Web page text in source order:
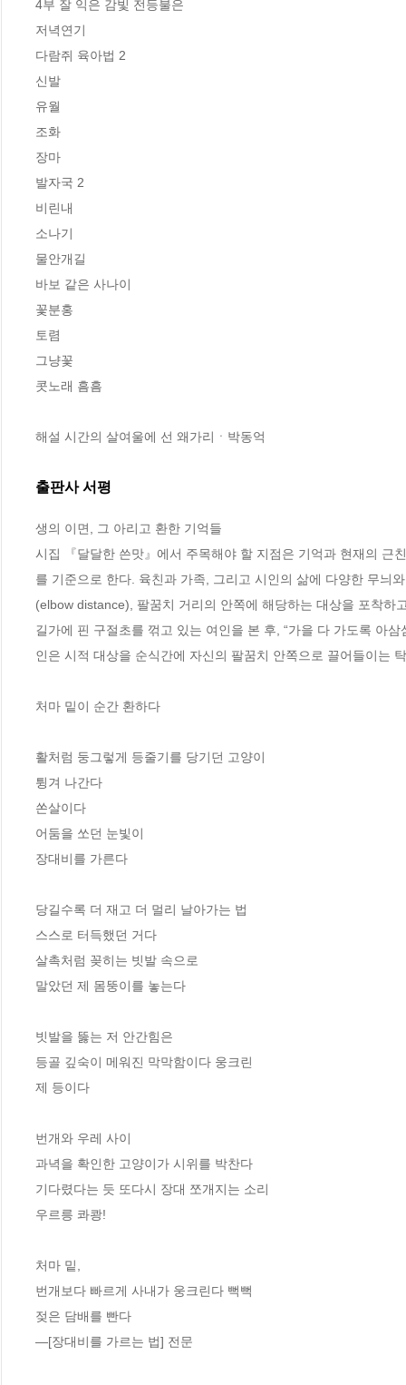
4부 잘 익은 감빛 전등불은
저녁연기
다람쥐 육아법 2
신발
유월
조화
장마
발자국 2
비린내
소나기
물안개길
바보 같은 사나이
꽃분홍
토렴
그냥꽃
콧노래 흠흠
해설 시간의 살여울에 선 왜가리ㆍ박동억
출판사 서평
생의 이면, 그 아리고 환한 기억들
시집 『달달한 쓴맛』에서 주목해야 할 지점은 기억과 현재의 근
를 기준으로 한다. 육친과 가족, 그리고 시인의 삶에 다양한 무늬
(elbow distance), 팔꿈치 거리의 안쪽에 해당하는 대상을 포착
길가에 핀 구절초를 꺾고 있는 여인을 본 후, “가을 다 가도록 아
인은 시적 대상을 순식간에 자신의 팔꿈치 안쪽으로 끌어들이는
처마 밑이 순간 환하다
활처럼 둥그렇게 등줄기를 당기던 고양이
튕겨 나간다
쏜살이다
어둠을 쏘던 눈빛이
장대비를 가른다
당길수록 더 재고 더 멀리 날아가는 법
스스로 터득했던 거다
살촉처럼 꽂히는 빗발 속으로
말았던 제 몸뚱이를 놓는다
빗발을 뚫는 저 안간힘은
등골 깊숙이 메워진 막막함이다 웅크린
제 등이다
번개와 우레 사이
과녁을 확인한 고양이가 시위를 박찬다
기다렸다는 듯 또다시 장대 쪼개지는 소리
우르릉 콰쾅!
처마 밑,
번개보다 빠르게 사내가 웅크린다 뻑뻑
젖은 담배를 빤다
―[장대비를 가르는 법] 전문